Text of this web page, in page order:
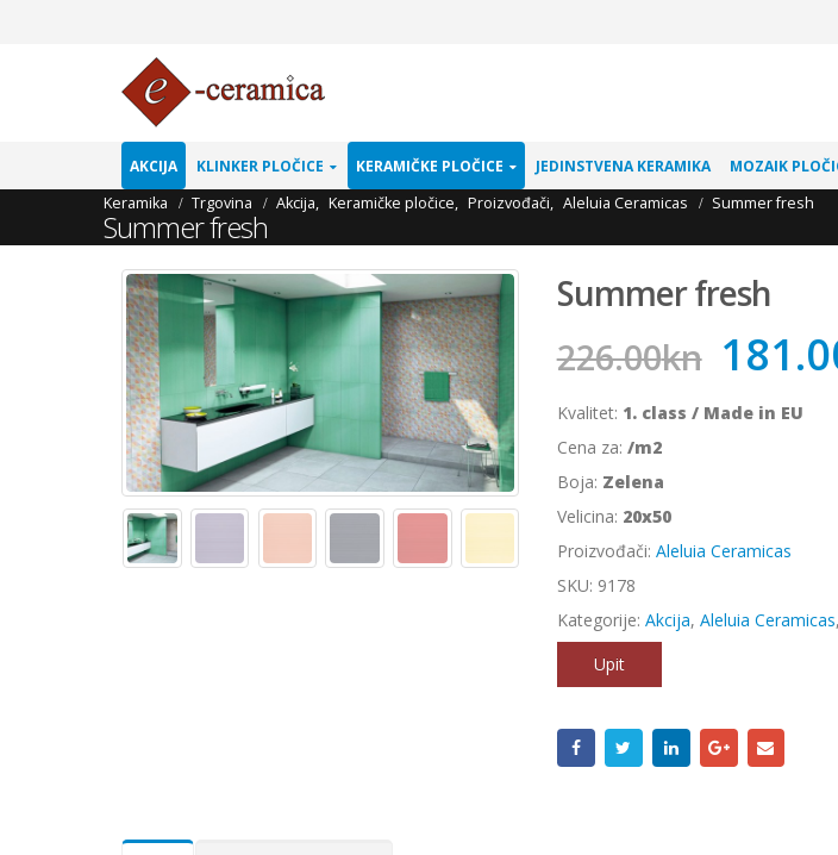
AKCIJA KLINKER PLOČICE KERAMIČKE PLOČICE JEDINSTVENA KERAMIKA MOZAIK
Keramika
Trgovina Akcija, Keramičke pločice, Proizvođači, Aleluia Ceramicas Summer fresh
Summer fresh
Summer fresh
226.00kn
Kvalitet: 1. class / Made in EU
Cena za: /m2
Boja: Zelena
Velicina: 20x50
Proizvođači: Aleluia Ceramicas
SKU: 9178
Kategorije: Akcija, Aleluia Ceramicas,
Upit